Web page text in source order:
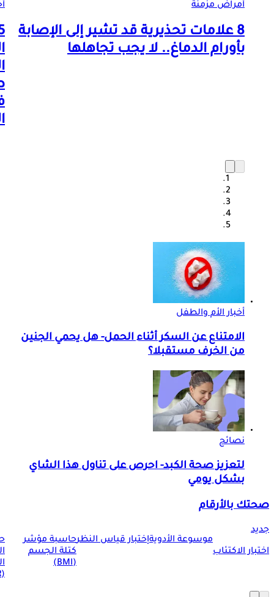
أمراض مزمنة
8 علامات تحذيرية قد تشير إلى الإصابة
بأورام الدماغ.. لا يجب تجاهلها
أخبار الأم والطفل
الامتناع عن السكر أثناء الحمل- هل يحمي الجنين
من الخرف مستقبلا؟
نصائح
لتعزيز صحة الكبد- احرص على تناول هذا الشاي
بشكل يومي
صحتك بالأرقام
جديد
اختبار الاكتئاب
موسوعة الأدويةإختبار قياس النظرحاسبة مؤشر
كتلة الجسم
(BMI)
(BMR)